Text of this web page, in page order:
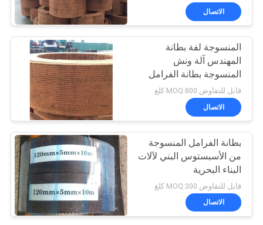
الاتصال
المنسوجة لفة بطانة
المهندس آلة ونش
المنسوجة بطانة الفرامل
الفرقة المواد
قابل للتفاوض MOQ:800 كلغ
الاتصال
بطانة الفرامل المنسوجة
من الأسبستوس البني لآلات
البناء البحرية
قابل للتفاوض MOQ:300 كلغ
الاتصال